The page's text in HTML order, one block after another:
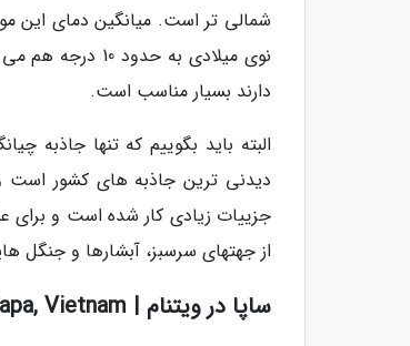
نوی میلادی
دارند بسیار مناسب است.
دیدنی ترین جاذبه های کشور است
جزییات زیادی کار شده است و برای
از جهتهای سرسبز، آبشارها و
ساپا در ویتنام | Sapa, Vietnam